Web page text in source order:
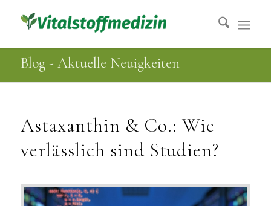
Blog - Aktuelle Neuigkeiten
Astaxanthin & Co.: Wie
verlässlich sind Studien?